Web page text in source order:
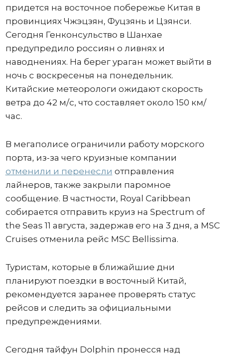
придется на восточное побережье Китая в
провинциях Чжэцзян, Фуцзянь и Цзянси.
Сегодня Генконсульство в Шанхае
предупредило россиян о ливнях и
наводнениях. На берег ураган может выйти в
ночь с воскресенья на понедельник.
Китайские метеорологи ожидают скорость
ветра до 42 м/с, что составляет около 150 км/
час.
В мегаполисе ограничили работу морского
порта, из-за чего круизные компании
отменили и перенесли отправления
лайнеров, также закрыли паромное
сообщение. В частности, Royal Caribbean
собирается отправить круиз на Spectrum of
the Seas 11 августа, задержав его на 3 дня, а MSC
Cruises отменила рейс MSC Bellissima.
Туристам, которые в ближайшие дни
планируют поездки в восточный Китай,
рекомендуется заранее проверять статус
рейсов и следить за официальными
предупреждениями.
Сегодня тайфун Dolphin пронесся над